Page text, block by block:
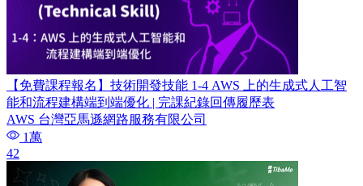
【免費課程報名】技術開發技能 1-4 AWS 上的生成式人工智
能和流程建構端到端優化 | 完課紀錄回傳履歷表
AWS 台灣亞馬遜網路服務有限公司
1萬
42